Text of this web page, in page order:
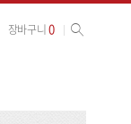
장바구니0 사이트 검색